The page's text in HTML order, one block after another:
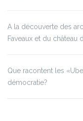
A la découverte des
Faveaux et du château
Que racontent les
démocratie?